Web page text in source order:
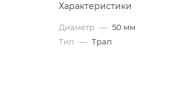
Характеристики
Диаметр — 50 мм
Тип — Трап